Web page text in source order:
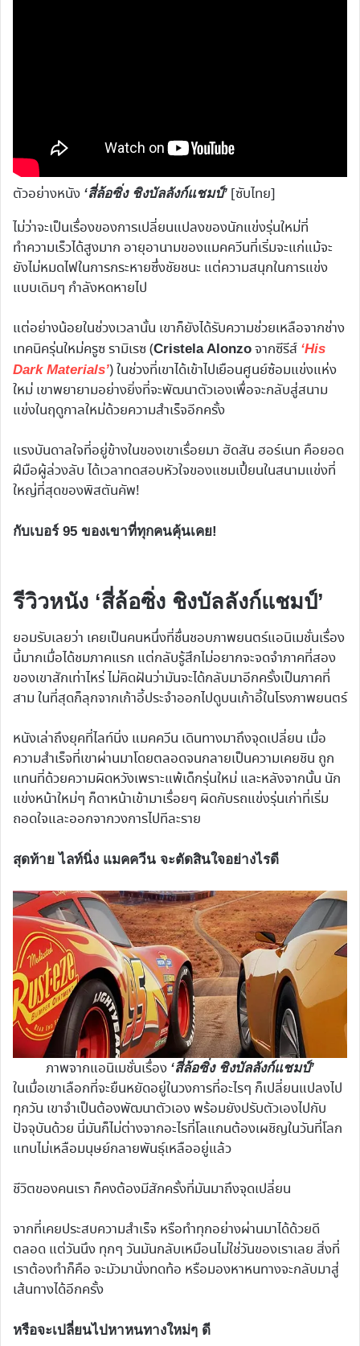
ตัวอย่างหนัง ‘สี่ล้อซิ่ง ชิงบัลลังก์แชมป์’ [ซับไทย]
ไม่ว่าจะเป็นเรื่องของการเปลี่ยนแปลงของนักแข่งรุ่นใหม่ที่
ทำความเร็วได้สูงมาก อายุอานามของแมคควีนที่เริ่มจะแก่แม้จะ
ยังไม่หมดไฟในการกระหายซึ่งชัยชนะ แต่ความสนุกในการแข่ง
แบบเดิมๆ กำลังหดหายไป
แต่อย่างน้อยในช่วงเวลานั้น เขาก็ยังได้รับความช่วยเหลือจากช่าง
เทคนิครุ่นใหม่ครูซ รามิเรซ (Cristela Alonzo จากซีรีส์ ‘His
Dark Materials’) ในช่วงที่เขาได้เข้าไปเยือนศูนย์ซ้อมแข่งแห่ง
ใหม่ เขาพยายามอย่างยิ่งที่จะพัฒนาตัวเองเพื่อจะกลับสู่สนาม
แข่งในฤดูกาลใหม่ด้วยความสำเร็จอีกครั้ง
แรงบันดาลใจที่อยู่ข้างในของเขาเรื่อยมา ฮัดสัน ฮอร์เนท คือยอด
ฝีมือผู้ล่วงลับ ได้เวลาทดสอบหัวใจของแชมเปี้ยนในสนามแข่งที่
ใหญ่ที่สุดของพิสตันคัพ!
กับเบอร์ 95 ของเขาที่ทุกคนคุ้นเคย!
รีวิวหนัง ‘สี่ล้อซิ่ง ชิงบัลลังก์แชมป์’
ยอมรับเลยว่า เคยเป็นคนหนึ่งที่ชื่นชอบภาพยนตร์แอนิเมชั่นเรื่อง
นี้มากเมื่อได้ชมภาคแรก แต่กลับรู้สึกไม่อยากจะจดจำภาคที่สอง
ของเขาสักเท่าไหร่ ไม่คิดฝันว่ามันจะได้กลับมาอีกครั้งเป็นภาคที่
สาม ในที่สุดก็ลุกจากเก้าอี้ประจำออกไปดูบนเก้าอี้ในโรงภาพยนตร์
หนังเล่าถึงยุคที่ไลท์นิ่ง แมคควีน เดินทางมาถึงจุดเปลี่ยน เมื่อ
ความสำเร็จที่เขาผ่านมาโดยตลอดจนกลายเป็นความเคยชิน ถูก
แทนที่ด้วยความผิดหวังเพราะแพ้เด็กรุ่นใหม่ และหลังจากนั้น นัก
แข่งหน้าใหม่ๆ ก็ดาหน้าเข้ามาเรื่อยๆ ผิดกับรถแข่งรุ่นเก่าที่เริ่ม
ถอดใจและออกจากวงการไปทีละราย
สุดท้าย ไลท์นิ่ง แมคควีน จะตัดสินใจอย่างไรดี
ภาพจากแอนิเมชั่นเรื่อง ‘สี่ล้อซิ่ง ชิงบัลลังก์แชมป์’
ในเมื่อเขาเลือกที่จะยืนหยัดอยู่ในวงการที่อะไรๆ ก็เปลี่ยนแปลงไป
ทุกวัน เขาจำเป็นต้องพัฒนาตัวเอง พร้อมยังปรับตัวเองไปกับ
ปัจจุบันด้วย นี่มันก็ไม่ต่างจากอะไรที่โลแกนต้องเผชิญในวันที่โลก
แทบไม่เหลือมนุษย์กลายพันธุ์เหลืออยู่แล้ว
ชีวิตของคนเรา ก็คงต้องมีสักครั้งที่มันมาถึงจุดเปลี่ยน
จากที่เคยประสบความสำเร็จ หรือทำทุกอย่างผ่านมาได้ด้วยดี
ตลอด แต่วันนึง ทุกๆ วันมันกลับเหมือนไม่ใช่วันของเราเลย สิ่งที่
เราต้องทำก็คือ จะมัวมานั่งทดท้อ หรือมองหาหนทางจะกลับมาสู่
เส้นทางได้อีกครั้ง
หรือจะเปลี่ยนไปหาหนทางใหม่ๆ ดี